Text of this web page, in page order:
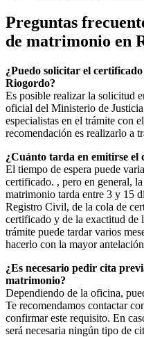
Preguntas
de matrimonio en
¿Puedo solicitar el
Riogordo?
Es posible realizar la solicitud
oficial del Ministerio de
especialistas en el trámite con
recomendación es realizarlo a
¿Cuánto tarda en emitirse
El tiempo de espera puede
certificado. , pero en general,
matrimonio tarda entre 3 y 15
Registro Civil, de la cola de
certificado y de la exactitud de
trámite puede tardar varios
hacerlo con la mayor
¿Es necesario pedir cita
matrimonio?
Dependiendo de la oficina,
Te recomendamos contactar
confirmar este requisito. En
será necesaria ningún tipo de